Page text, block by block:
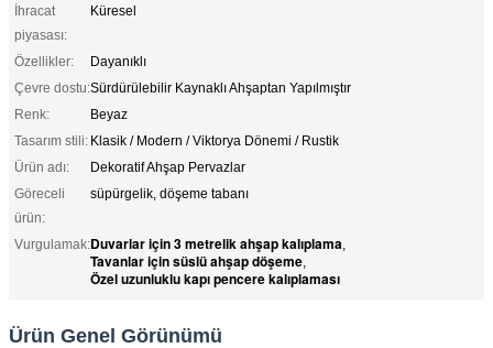
İhracat
piyasası:
Küresel
Özellikler:
Dayanıklı
Çevre dostu:Sürdürülebilir Kaynaklı Ahşaptan Yapılmıştır
Renk:
Beyaz
Tasarım stili: Klasik / Modern / Viktorya Dönemi / Rustik
Ürün adı:
Dekoratif Ahşap Pervazlar
Göreceli
ürün:
süpürgelik, döşeme tabanı
Vurgulamak:Duvarlar için 3 metrelik ahşap kalıplama,
Tavanlar için süslü ahşap döşeme,
Özel uzunluklu kapı pencere kalıplaması
Ürün Genel Görünümü